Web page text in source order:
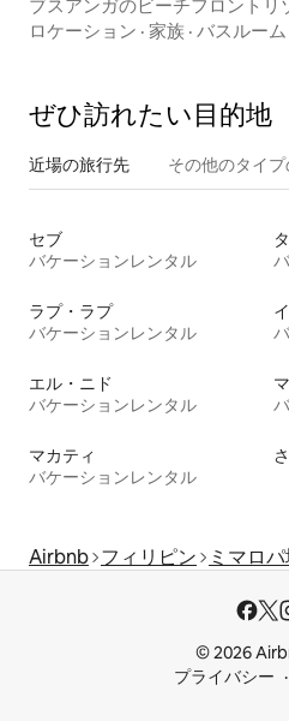
ブスアンガのビーチフロントリ
ロケーション · 家族 · バスルーム
ぜひ訪⁠れ⁠た⁠い目⁠的⁠地
近場の旅行先 その他のタ⁠イ⁠
セブ
バケーションレンタル
ラプ・ラプ
バケーションレンタル
エル・ニド
バケーションレンタル
マカティ
バケーションレンタル
Airbnb フィリピン ミマロ
© 2026
プライバシー